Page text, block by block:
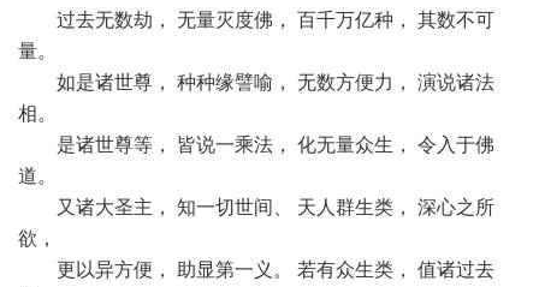
过去无数劫， 无量灭度佛， 百千万亿种， 其数不可
量。
如是诸世尊， 种种缘譬喻， 无数方便力， 演说诸法
相。
是诸世尊等， 皆说一乘法， 化无量众生， 令入于佛
道。
又诸大圣主， 知一切世间、 天人群生类， 深心之所
欲，
更以异方便， 助显第一义。 若有众生类， 值诸过去